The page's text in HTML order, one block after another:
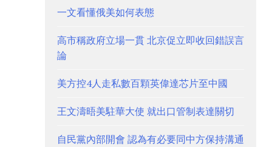
一文看懂俄美如何表態
高市稱政府立場一貫 北京促立即收回錯誤言
論
美方控4人走私數百顆英偉達芯片至中國
王文濤晤美駐華大使 就出口管制表達關切
自民黨內部開會 認為有必要同中方保持溝通